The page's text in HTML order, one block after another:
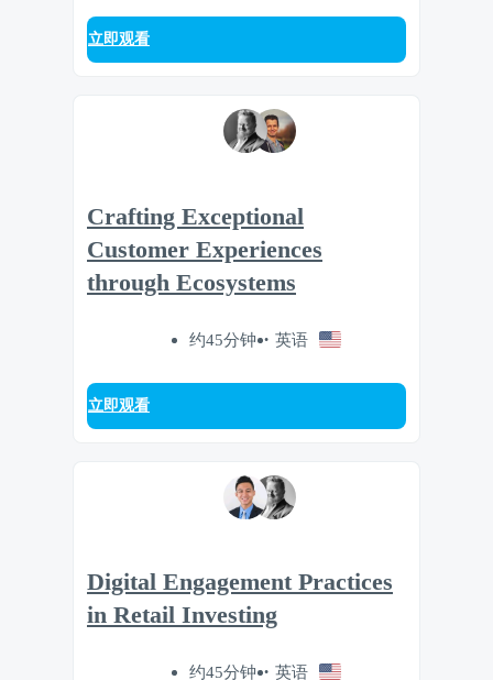
立即观看
Crafting Exceptional
Customer Experiences
through Ecosystems
约45分钟 英语
立即观看
Digital Engagement Practices
in Retail Investing
约45分钟 英语